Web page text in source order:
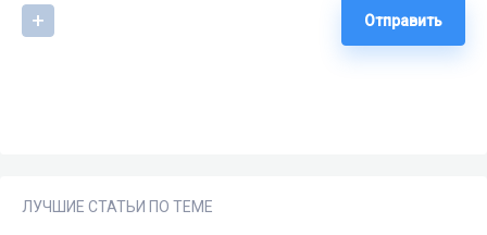
Отправить
ЛУЧШИЕ СТАТЬИ ПО ТЕМЕ